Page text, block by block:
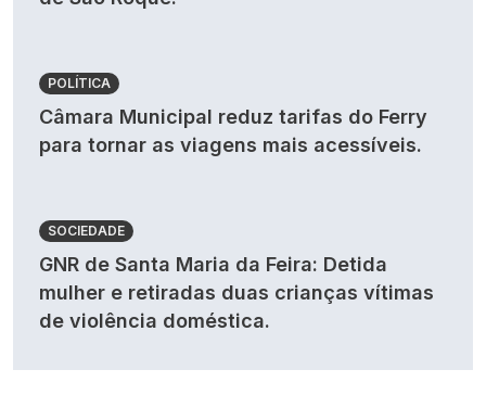
POLÍTICA
Câmara Municipal reduz tarifas do Ferry
para tornar as viagens mais acessíveis.
SOCIEDADE
GNR de Santa Maria da Feira: Detida
mulher e retiradas duas crianças vítimas
de violência doméstica.